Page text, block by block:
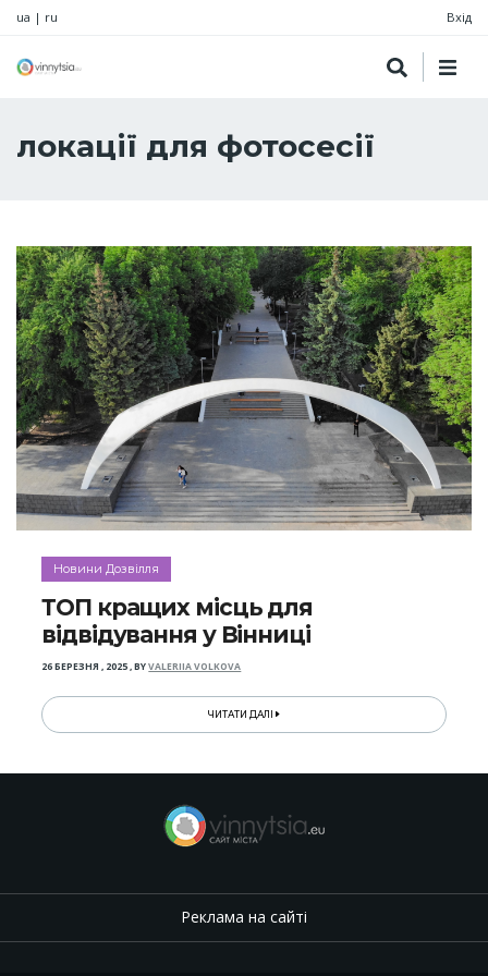
ua | ru Вхід
локації для фотосесії
Новини Дозвілля
ТОП кращих місць для
відвідування у Вінниці
26 БЕРЕЗНЯ , 2025,BYVALERIIA VOLKOVA
ЧИТАТИ ДАЛІ
Реклама на сайті